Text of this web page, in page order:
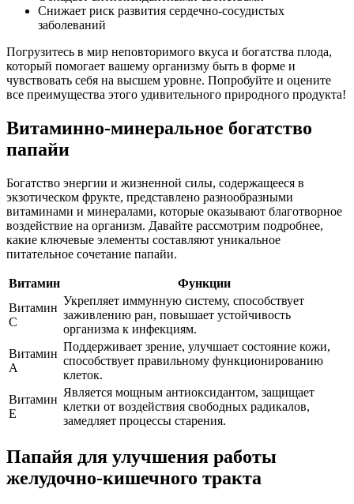
Снижает риск развития сердечно-сосудистых
заболеваний
Погрузитесь в мир неповторимого вкуса и богатства плода,
который помогает вашему организму быть в форме и
чувствовать себя на высшем уровне. Попробуйте и оцените
все преимущества этого удивительного природного продукта!
Витаминно-минеральное богатство
папайи
Богатство энергии и жизненной силы, содержащееся в
экзотическом фрукте, представлено разнообразными
витаминами и минералами, которые оказывают благотворное
воздействие на организм. Давайте рассмотрим подробнее,
какие ключевые элементы составляют уникальное
питательное сочетание папайи.
Витамин
Функции
Витамин
C
Укрепляет иммунную систему, способствует
заживлению ран, повышает устойчивость
организма к инфекциям.
Витамин
A
Поддерживает зрение, улучшает состояние кожи,
способствует правильному функционированию
клеток.
Витамин
E
Является мощным антиоксидантом, защищает
клетки от воздействия свободных радикалов,
замедляет процессы старения.
Папайя для улучшения работы
желудочно-кишечного тракта